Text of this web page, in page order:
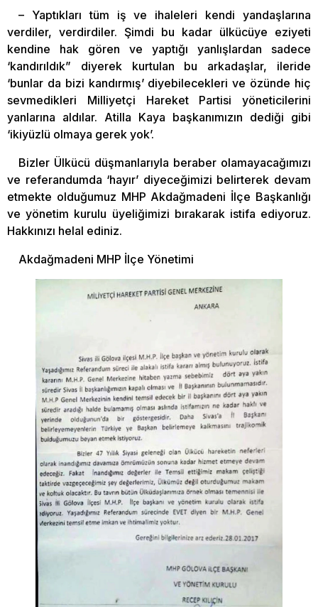
– Yaptıkları tüm iş ve ihaleleri kendi yandaşlarına
verdiler, verdirdiler. Şimdi bu kadar ülkücüye eziyeti
kendine hak gören ve yaptığı yanlışlardan sadece
‘kandırıldık” diyerek kurtulan bu arkadaşlar, ileride
‘bunlar da bizi kandırmış’ diyebilecekleri ve özünde hiç
sevmedikleri Milliyetçi Hareket Partisi yöneticilerini
yanlarına aldılar. Atilla Kaya başkanımızın dediği gibi
‘ikiyüzlü olmaya gerek yok’.
Bizler Ülkücü düşmanlarıyla beraber olamayacağımızı
ve referandumda ‘hayır’ diyeceğimizi belirterek devam
etmekte olduğumuz MHP Akdağmadeni İlçe Başkanlığı
ve yönetim kurulu üyeliğimizi bırakarak istifa ediyoruz.
Hakkınızı helal ediniz.
Akdağmadeni MHP İlçe Yönetimi